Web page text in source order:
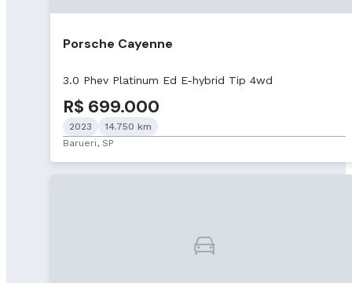
Porsche Cayenne
3.0 Phev Platinum Ed E-hybrid Tip 4wd
R$ 699.000
2023
14.750 km
Barueri, SP